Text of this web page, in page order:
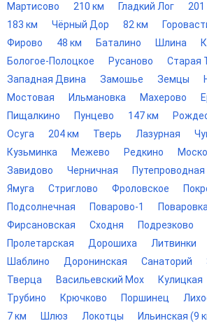
Мартисово
210 км Гладкий Лог 201
183 км
Чёрный Дор 82 км
Фирово
48 км Баталино Шлина
Бологое-Полоцкое
Русаново Старая
Западная Двина
Замошье Земцы
Мостовая
Ильмановка Махерово
Пищалкино
Пунцево 147 км
Осуга
204 км Тверь Лазурная
Кузьминка
Межево Редкино
Завидово
Черничная Путепроводная
Ямуга
Стриглово Фроловское
Подсолнечная
Поварово-1 Поваровка
Фирсановская
Сходня Подрезково
Пролетарская
Дорошиха Литвинки
Шаблино
Доронинская Санаторий
Тверца
Васильевский Мох Кулицкая
Трубино
Крючково Поршинец
7 км
Шлюз Локотцы Ильинская (9